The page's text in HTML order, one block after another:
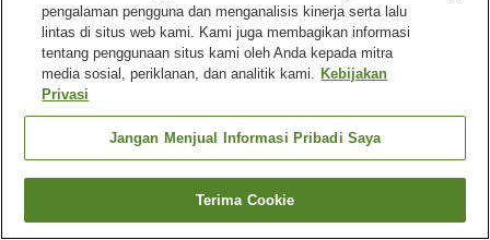
Beranda Thailand Lopburi
Provinsi Lopburi
Oasis Hiso Hotel
Cari kamar
pengalaman pengguna dan menganalisis kinerja serta lalu
lintas di situs web kami. Kami juga membagikan informasi
tentang penggunaan situs kami oleh Anda kepada mitra
media sosial, periklanan, dan analitik kami. Kebijakan
Privasi
Jangan Menjual Informasi Pribadi Saya
Terima Cookie